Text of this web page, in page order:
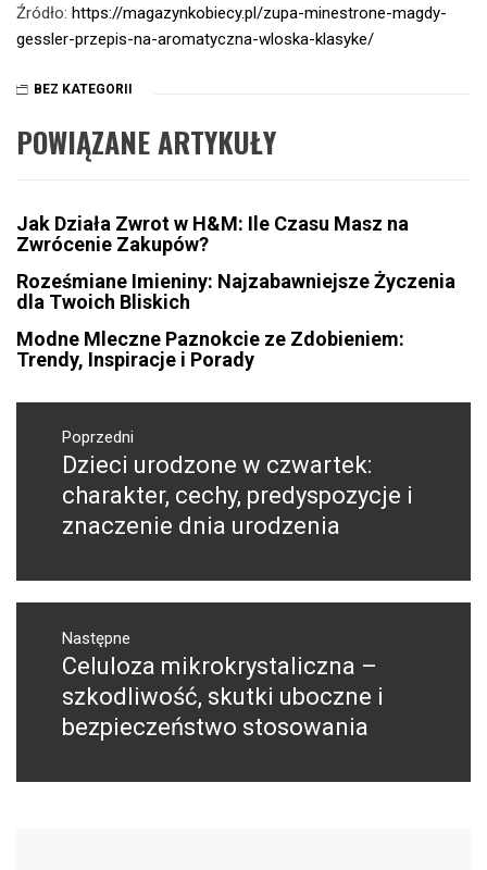
Źródło: https://magazynkobiecy.pl/zupa-minestrone-magdy-
gessler-przepis-na-aromatyczna-wloska-klasyke/
BEZ KATEGORII
POWIĄZANE ARTYKUŁY
Jak Działa Zwrot w H&M: Ile Czasu Masz na
Zwrócenie Zakupów?
Roześmiane Imieniny: Najzabawniejsze Życzenia
dla Twoich Bliskich
Modne Mleczne Paznokcie ze Zdobieniem:
Trendy, Inspiracje i Porady
Nawigacja
wpisuPoprzedni
Poprzedni
wpis:
Dzieci urodzone w czwartek:
charakter, cechy, predyspozycje i
znaczenie dnia urodzenia
Następne
Następny
post:
Celuloza mikrokrystaliczna –
szkodliwość, skutki uboczne i
bezpieczeństwo stosowania